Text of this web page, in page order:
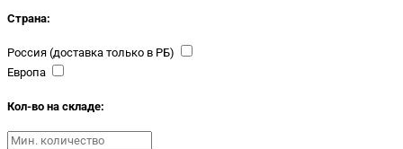
Страна:
Россия (доставка только в РБ)
Европа
Кол-во на складе: